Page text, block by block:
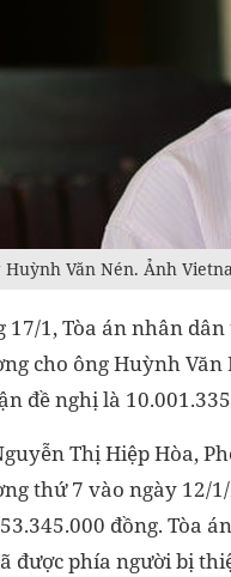
Huỳnh Văn Nén. Ảnh
17/1, Tòa án nhân
cho ông Huỳnh Văn
đề nghị là
Thị Hiệp Hòa,
thứ 7 vào ngày 12/
đồng. Tòa
được phía người bị